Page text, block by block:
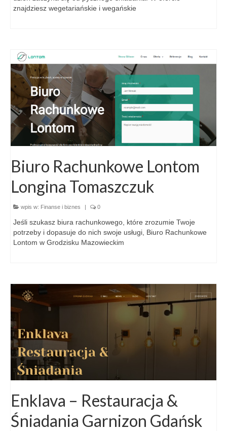
znajdziesz wegetariańskie i wegańskie
Biuro Rachunkowe Lontom
Longina Tomaszczuk
wpis w: Finanse i biznes | 0
Jeśli szukasz biura rachunkowego, które zrozumie Twoje
potrzeby i dopasuje do nich swoje usługi, Biuro Rachunkowe
Lontom w Grodzisku Mazowieckim
Enklava – Restauracja &
Śniadania Garnizon Gdańsk